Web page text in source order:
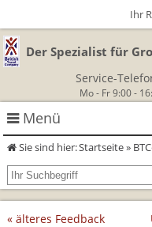
Der Spezialist für
Service-
Mo - Fr 9:00 -
Menü
Rundreisen
Autorundreisen
Wanderurlaub
Sie sind hier:Startseite»
Ihr
« älteres Feedback